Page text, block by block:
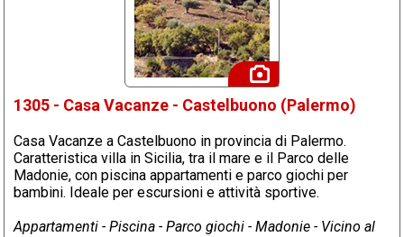
1305 - Casa Vacanze - Castelbuono (Palermo)
Casa Vacanze a Castelbuono in provincia di Palermo.
Caratteristica villa in Sicilia, tra il mare e il Parco delle
Madonie, con piscina appartamenti e parco giochi per
bambini. Ideale per escursioni e attività sportive.
Appartamenti - Piscina - Parco giochi - Madonie - Vicino al